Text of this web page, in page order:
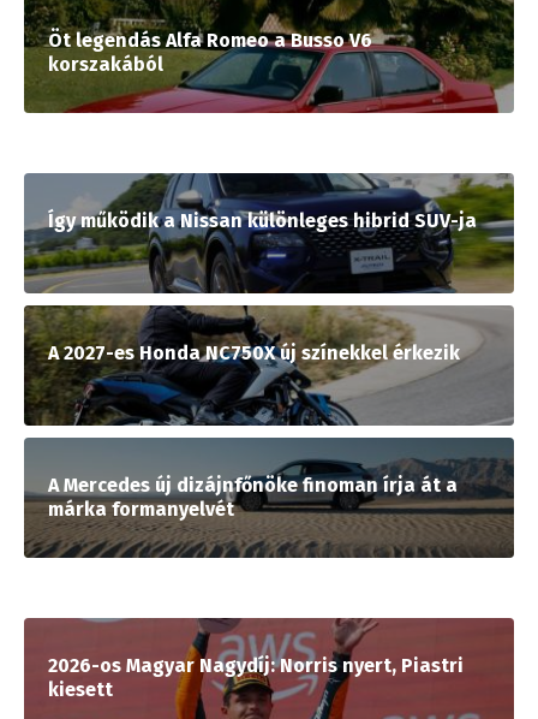
Öt legendás Alfa Romeo a Busso V6
korszakából
Így működik a Nissan különleges hibrid SUV-ja
A 2027-es Honda NC750X új színekkel érkezik
A Mercedes új dizájnfőnöke finoman írja át a
márka formanyelvét
2026-os Magyar Nagydíj: Norris nyert, Piastri
kiesett